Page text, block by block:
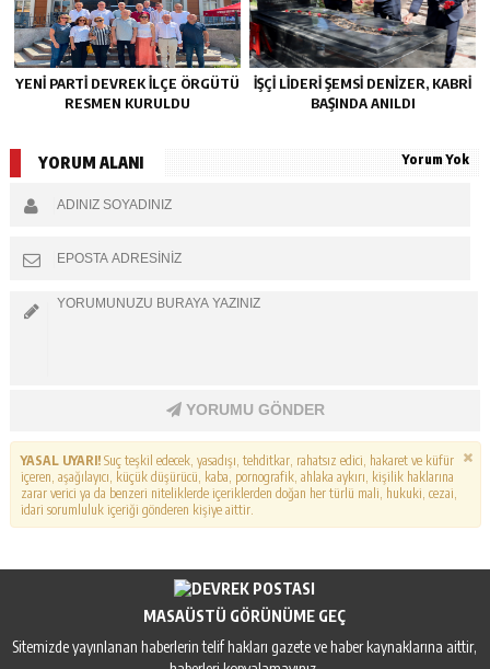
YENİ PARTİ DEVREK İLÇE ÖRGÜTÜ
RESMEN KURULDU
İŞÇİ LİDERİ ŞEMSİ DENİZER, KABRİ
BAŞINDA ANILDI
YORUM ALANI Yorum Yok
YORUMU GÖNDER
YASAL UYARI!Suç teşkil edecek, yasadışı, tehditkar, rahatsız edici, hakaret ve küfür
içeren, aşağılayıcı, küçük düşürücü, kaba, pornografik, ahlaka aykırı, kişilik haklarına
zarar verici ya da benzeri niteliklerde içeriklerden doğan her türlü mali, hukuki, cezai,
idari sorumluluk içeriği gönderen kişiye aittir.
MASAÜSTÜ GÖRÜNÜME GEÇ
Sitemizde yayınlanan haberlerin telif hakları gazete ve haber kaynaklarına aittir,